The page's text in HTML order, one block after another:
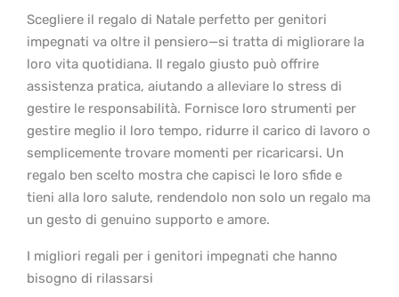
Scegliere il regalo di Natale perfetto per genitori
impegnati va oltre il pensiero—si tratta di migliorare la
loro vita quotidiana. Il regalo giusto può offrire
assistenza pratica, aiutando a alleviare lo stress di
gestire le responsabilità. Fornisce loro strumenti per
gestire meglio il loro tempo, ridurre il carico di lavoro o
semplicemente trovare momenti per ricaricarsi. Un
regalo ben scelto mostra che capisci le loro sfide e
tieni alla loro salute, rendendolo non solo un regalo ma
un gesto di genuino supporto e amore.
I migliori regali per i genitori impegnati che hanno
bisogno di rilassarsi